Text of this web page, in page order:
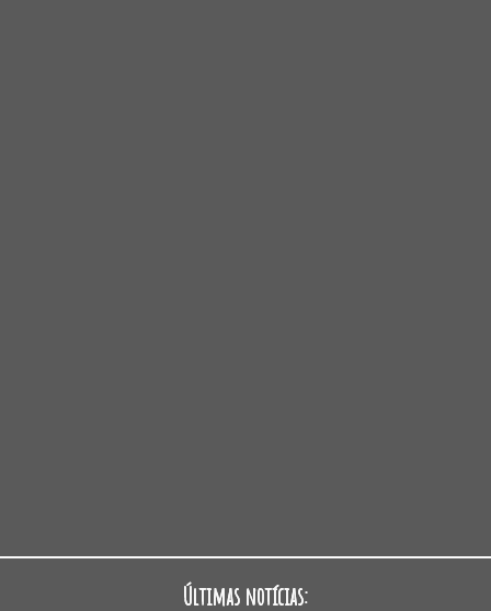
Últimas notícias: